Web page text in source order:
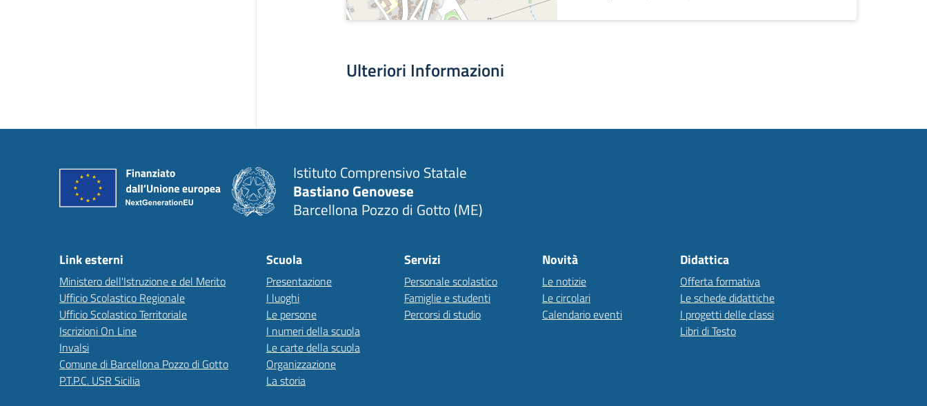
Ulteriori Informazioni
Istituto Comprensivo Statale
Bastiano Genovese
Barcellona Pozzo di Gotto (ME)
Link esterni
Ministero dell'Istruzione e del Merito
Ufficio Scolastico Regionale
Ufficio Scolastico Territoriale
Iscrizioni On Line
Invalsi
Comune di Barcellona Pozzo di Gotto
P.T.P.C. USR Sicilia
Scuola
Presentazione
I luoghi
Le persone
I numeri della scuola
Le carte della scuola
Organizzazione
La storia
Servizi
Personale scolastico
Famiglie e studenti
Percorsi di studio
Novità
Le notizie
Le circolari
Calendario eventi
Didattica
Offerta formativa
Le schede didattiche
I progetti delle classi
Libri di Testo